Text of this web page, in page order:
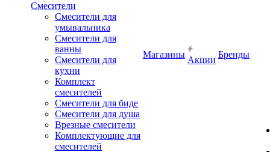
Смесители
Смесители для
умывальника
Смесители для
ванны
Смесители для
кухни
Комплект
смесителей
Смесители для биде
Смесители для душа
Врезные смесители
Комплектующие для
смесителей
Магазины
Акции
Бренды